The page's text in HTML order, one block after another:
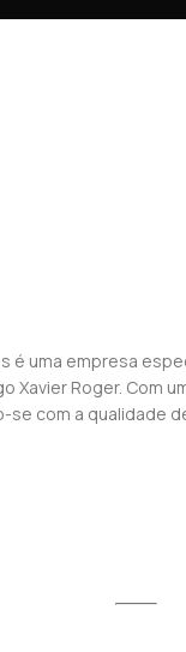
é uma empresa
Roger.
com a qualidade